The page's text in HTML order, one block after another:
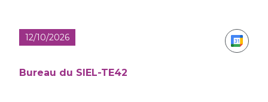
12/10/2026
Bureau du SIEL-TE42